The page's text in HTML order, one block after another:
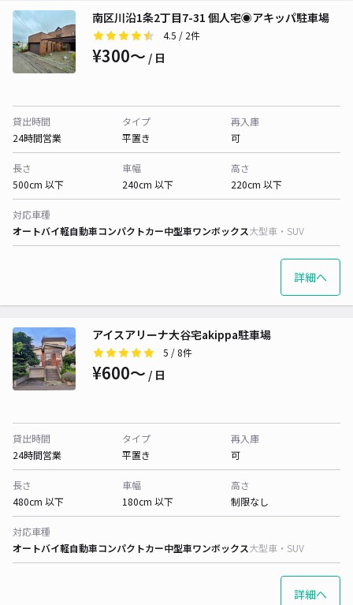
南区川沿1条2丁目7-31 個人宅◉アキッパ駐車場
4.5 / 2件
¥300〜 / 日
貸出時間
24時間営業
タイプ
平置き
再入庫
可
長さ
500cm 以下
車幅
240cm 以下
高さ
220cm 以下
対応車種
オートバイ軽自動車コンパクトカー中型車ワンボックス大型車・SUV
詳細へ
アイスアリーナ大谷宅akippa駐車場
5 / 8件
¥600〜 / 日
貸出時間
24時間営業
タイプ
平置き
再入庫
可
長さ
480cm 以下
車幅
180cm 以下
高さ
制限なし
対応車種
オートバイ軽自動車コンパクトカー中型車ワンボックス大型車・SUV
詳細へ